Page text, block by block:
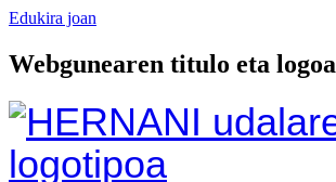
Edukira joan
Webgunearen titulo eta logoa